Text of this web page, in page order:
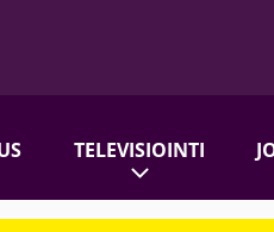
TELEVISIOINTI